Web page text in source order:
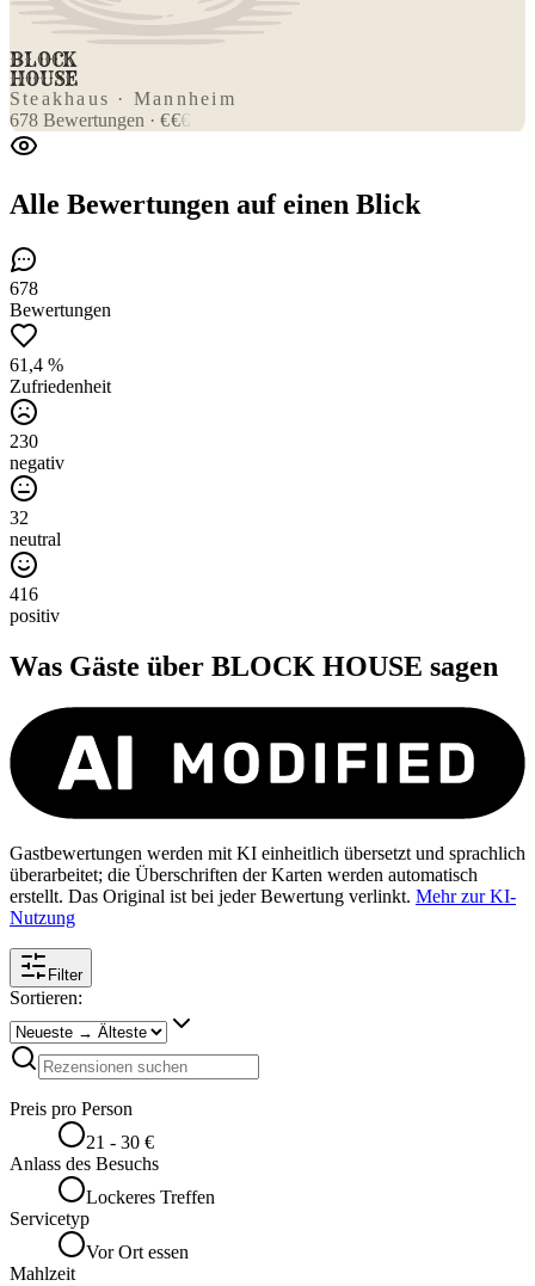
BLOCK
HOUSE
Steakhaus · Mannheim
678 Bewertungen · €€€
Alle Bewertungen auf einen Blick
678
Bewertungen
61,4 %
Zufriedenheit
230
negativ
32
neutral
416
positiv
Was Gäste über BLOCK HOUSE sagen
Gastbewertungen werden mit KI einheitlich übersetzt und sprachlich
überarbeitet; die Überschriften der Karten werden automatisch
erstellt. Das Original ist bei jeder Bewertung verlinkt. Mehr zur KI-
Nutzung
Filter
Sortieren:
Preis pro Person
21 - 30 €
Anlass des Besuchs
Lockeres Treffen
Servicetyp
Vor Ort essen
Mahlzeit